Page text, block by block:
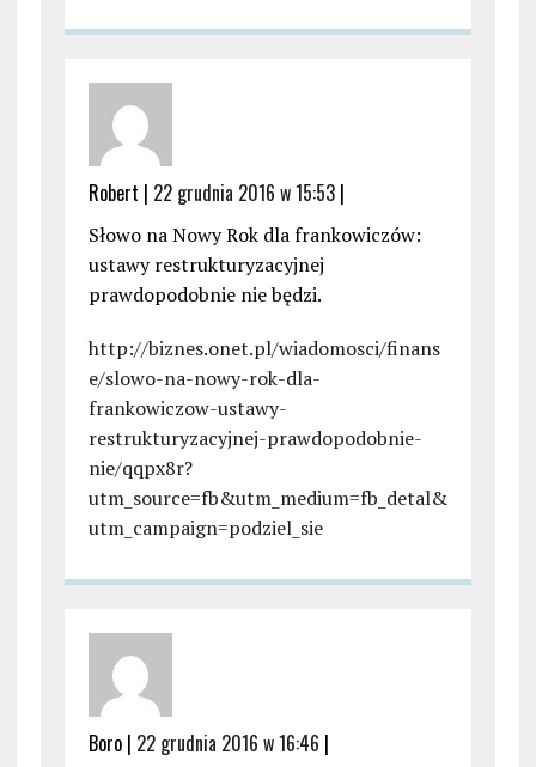
Robert | 22 grudnia 2016 w 15:53|
Słowo na Nowy Rok dla frankowiczów:
ustawy restrukturyzacyjnej
prawdopodobnie nie będzi.
http://biznes.onet.pl/wiadomosci/finans
e/slowo-na-nowy-rok-dla-
frankowiczow-ustawy-
restrukturyzacyjnej-prawdopodobnie-
nie/qqpx8r?
utm_source=fb&utm_medium=fb_detal&
utm_campaign=podziel_sie
Boro | 22 grudnia 2016 w 16:46 |